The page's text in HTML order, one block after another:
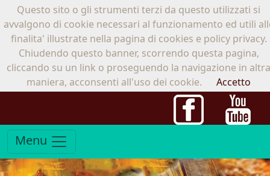
06.86801230-333.5272435
atharva-
veda@libero.it
Menu
Questo sito o gli strumenti terzi da questo utilizzati si
avvalgono di cookie necessari al funzionamento ed utili
finalita' illustrate nella pagina di cookies e policy privacy.
Chiudendo questo banner, scorrendo questa pagina,
cliccando su un link o proseguendo la navigazione in altra
maniera, acconsenti all'uso dei cookie.
Accetto